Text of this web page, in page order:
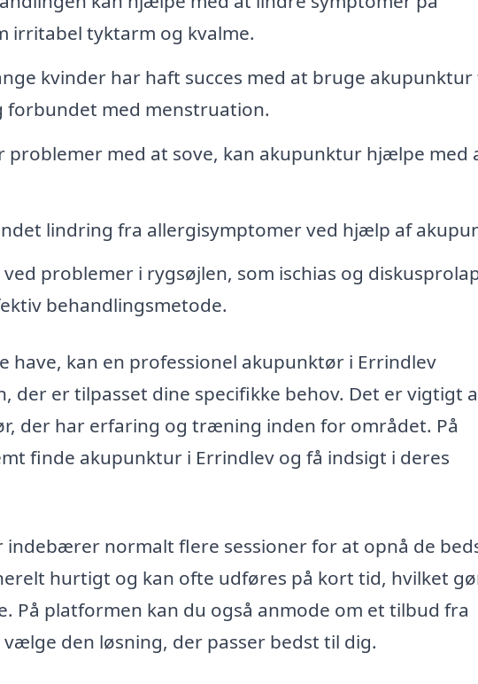
irritabel tyktarm og kvalme.
kvinder har haft succes med at bruge akupunktur
forbundet med menstruation.
problemer med at sove, kan akupunktur hjælpe med
lindring fra allergisymptomer ved hjælp af
problemer i rygsøjlen, som ischias og
behandlingsmetode.
have, kan en professionel akupunktør i Errindlev
der er tilpasset dine specifikke behov. Det er vigtigt
der har erfaring og træning inden for området. På
finde akupunktur i Errindlev og få indsigt i deres
indebærer normalt flere sessioner for at opnå de
hurtigt og kan ofte udføres på kort tid, hvilket
På platformen kan du også anmode om et tilbud fra
den løsning, der passer bedst til dig.